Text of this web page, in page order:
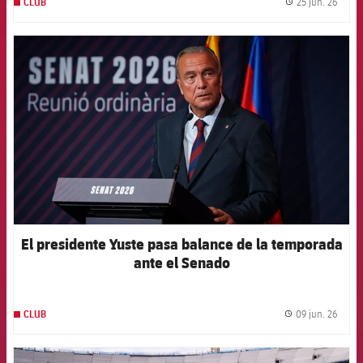
FCB Barcelona badge
El presidente Yuste pasa balance de la temporada
ante el Senado
CLUB 09 jun. 26
FCB Barcelona badge